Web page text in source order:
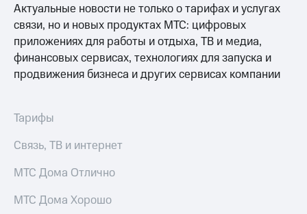
Актуальные новости не только о тарифах и услугах
связи, но и новых продуктах МТС: цифровых
приложениях для работы и отдыха, ТВ и медиа,
финансовых сервисах, технологиях для запуска и
продвижения бизнеса и других сервисах компании
Тарифы
Связь, ТВ и интернет
МТС Дома Отлично
МТС Дома Хорошо